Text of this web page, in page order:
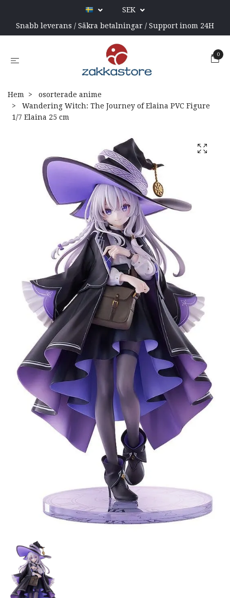
SEK
Snabb leverans / Säkra betalningar / Support inom 24H
0
Hem
osorterade anime
Wandering Witch: The Journey of Elaina PVC Figure
1/7 Elaina 25 cm